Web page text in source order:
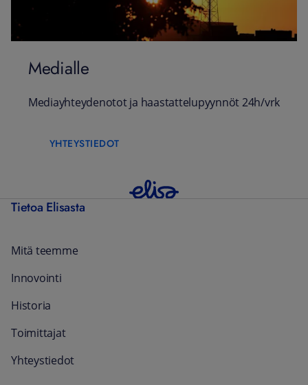
Medialle
Mediayhteydenotot ja haastattelupyynnöt 24h/vrk
YHTEYSTIEDOT
Tietoa Elisasta
Mitä teemme
Innovointi
Historia
Toimittajat
Yhteystiedot